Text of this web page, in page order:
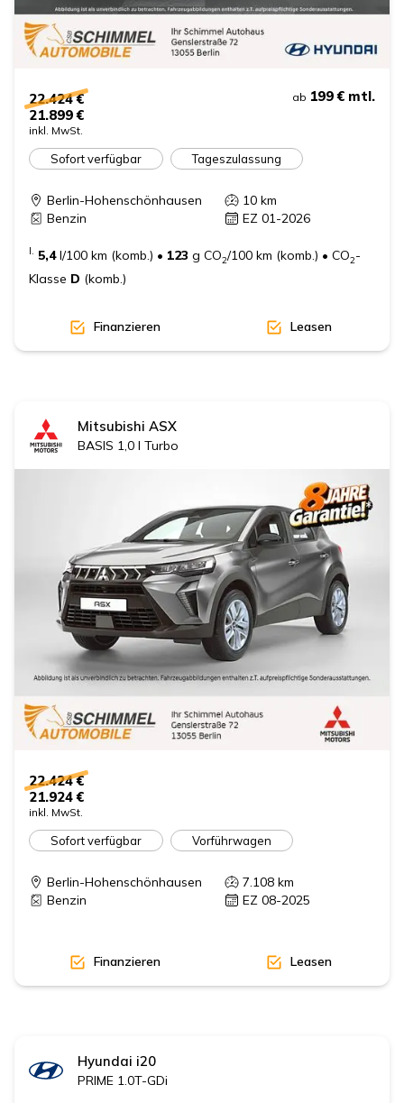
22.424 €
21.899 €
inkl. MwSt.
ab 199 € mtl.
Sofort verfügbar Tageszulassung
Berlin-Hohenschönhausen 10 km
Benzin
EZ 01-2026
I. 5,4 l/100 km (komb.) • 123 g CO2/100 km (komb.) • CO2-
Klasse D (komb.)
Finanzieren Leasen
Mitsubishi ASX
BASIS 1,0 l Turbo
22.424 €
21.924 €
inkl. MwSt.
Sofort verfügbar Vorführwagen
Berlin-Hohenschönhausen 7.108 km
Benzin
EZ 08-2025
Finanzieren Leasen
Hyundai i20
PRIME 1.0T-GDi